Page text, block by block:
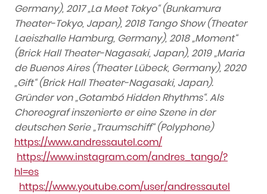
Germany), 2017 „La Meet Tokyo“ (Bunkamura
Theater-Tokyo, Japan), 2018 Tango Show (Theater
Laeiszhalle Hamburg, Germany), 2018 „Moment“
(Brick Hall Theater-Nagasaki, Japan), 2019 „Maria
de Buenos Aires (Theater Lübeck, Germany), 2020
„Gift“ (Brick Hall Theater-Nagasaki, Japan).
Gründer von „Gotambó Hidden Rhythms“. Als
Choreograf inszenierte er eine Szene in der
deutschen Serie „Traumschiff“ (Polyphone)
https://www.andressautel.com/
https://www.instagram.com/andres_tango/?
hl=es
https://www.youtube.com/user/andressautel